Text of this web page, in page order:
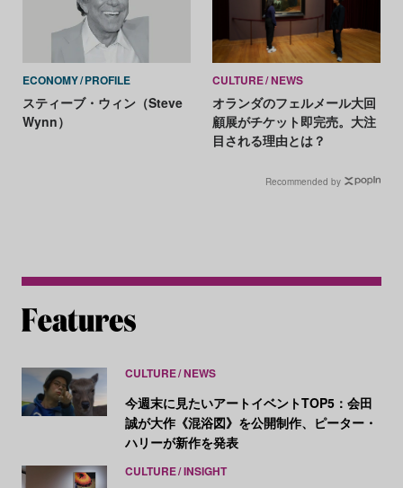
ECONOMY PROFILE
スティーブ・ウィン（Steve
Wynn）
CULTURE NEWS
オランダのフェルメール大回
顧展がチケット即完売。大注
目される理由とは？
Recommended by
CULTURE NEWS
今週末に見たいアートイベントTOP5：会田
誠が大作《混浴図》を公開制作、ピーター・
ハリーが新作を発表
CULTURE INSIGHT